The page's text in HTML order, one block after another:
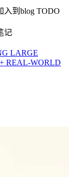
入到blog TODO
记
LARGE
REAL-WORLD